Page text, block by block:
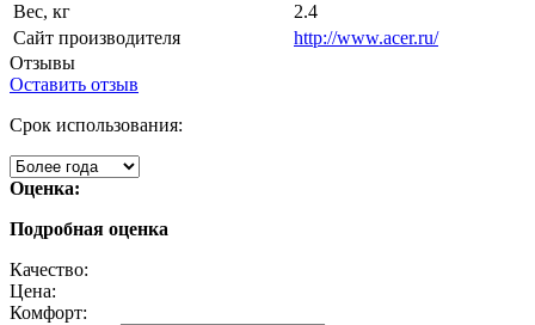
Вес, кг
2.4
Сайт производителя
http://www.acer.ru/
Отзывы
Оставить отзыв
Срок использования:
Оценка:
Подробная оценка
Качество:
Цена:
Комфорт: